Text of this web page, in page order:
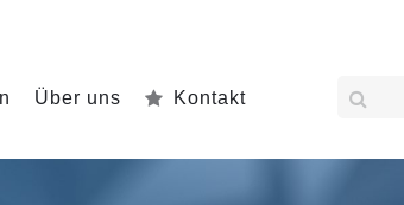
Über uns Kontakt